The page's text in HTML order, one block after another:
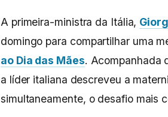
A primeira-ministra da Itália,
domingo para compartilhar uma
ao Dia das Mães. Acompanhada
a líder italiana descreveu a
simultaneamente, o desafio mais